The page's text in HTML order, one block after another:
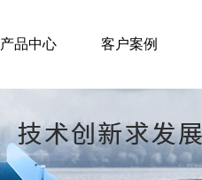
产品中心 客户案例